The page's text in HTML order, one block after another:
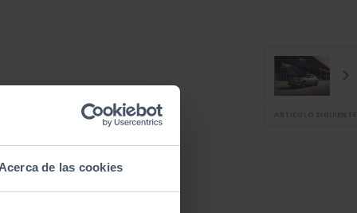
Acerca de las cookies